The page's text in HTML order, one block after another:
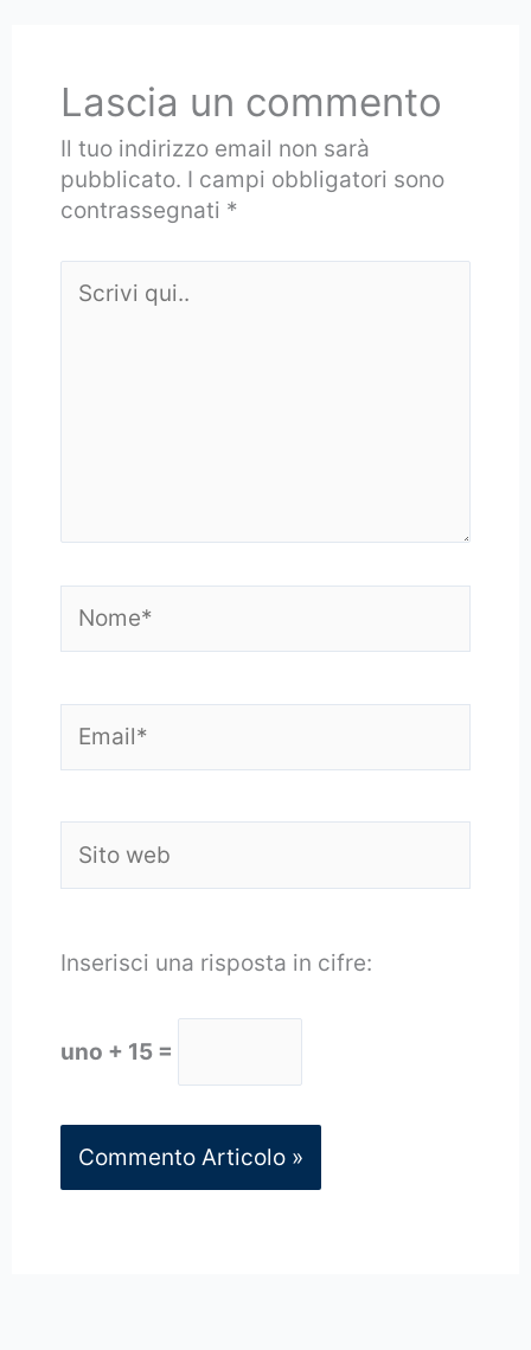
Lascia un commento
Il tuo indirizzo email non sarà
pubblicato. I campi obbligatori sono
contrassegnati *
qui..
web
Inserisci una risposta in cifre:
uno + 15 =